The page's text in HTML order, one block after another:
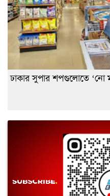
ঢাকার সুপার শপগুলোতে ‘নো